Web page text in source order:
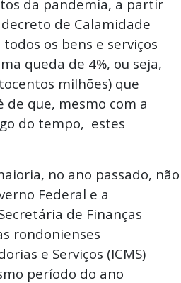
da pandemia, a partir
de Calamidade
os bens e serviços
queda de 4%, ou seja,
milhões) que
que, mesmo com a
do tempo, estes
no ano passado, não
Federal e a
de Finanças
rondonienses
e Serviços (ICMS)
período do ano